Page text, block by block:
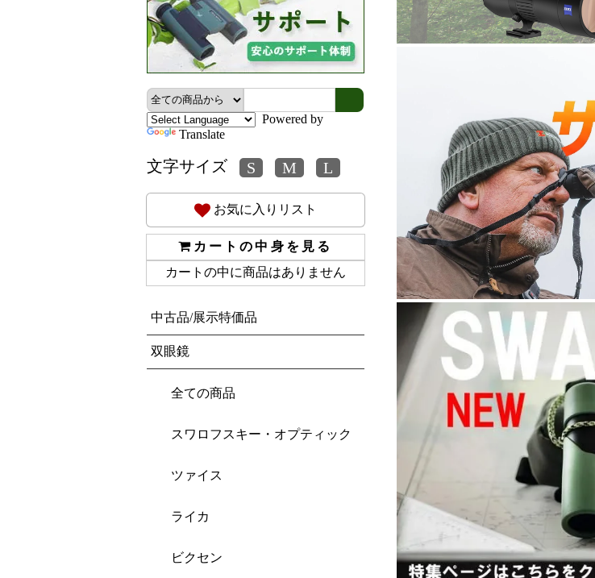
Powered by
Translate
文字サイズ
お気に入りリスト
カートの中身を見る
カートの中に商品はありません
中古品/展示特価品
双眼鏡
全ての商品
スワロフスキー・オプティック
ツァイス
ライカ
ビクセン